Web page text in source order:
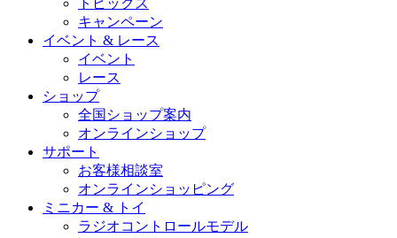
トピックス
キャンペーン
イベント & レース
イベント
レース
ショップ
全国ショップ案内
オンラインショップ
サポート
お客様相談室
オンラインショッピング
ミニカー & トイ
ラジオコントロールモデル